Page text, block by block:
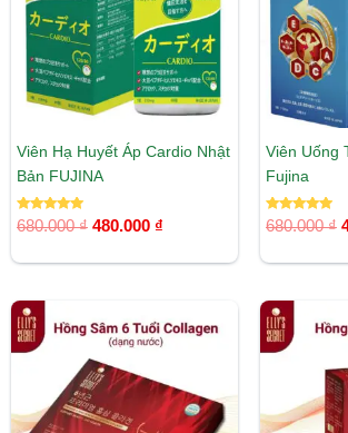
Viên Hạ Huyết Áp Cardio Nhật
Bản FUJINA
Được xếp
hạng
680.000₫ 480.000 ₫
Viên Uống
Fujina
Được xếp
hạng
680.000₫